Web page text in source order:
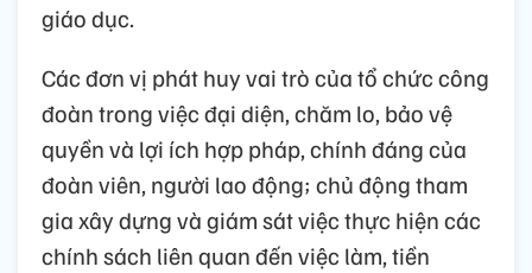
giáo dục.
Các đơn vị phát huy vai trò của tổ chức công
đoàn trong việc đại diện, chăm lo, bảo vệ
quyền và lợi ích hợp pháp, chính đáng của
đoàn viên, người lao động; chủ động tham
gia xây dựng và giám sát việc thực hiện các
chính sách liên quan đến việc làm, tiền